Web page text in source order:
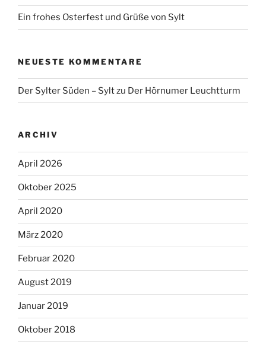
Ein frohes Osterfest und Grüße von Sylt
NEUESTE KOMMENTARE
Der Sylter Süden – Syltzu Der Hörnumer Leuchtturm
ARCHIV
April 2026
Oktober 2025
April 2020
März 2020
Februar 2020
August 2019
Januar 2019
Oktober 2018